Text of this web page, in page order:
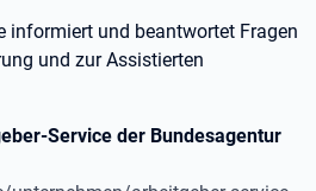
informiert und beantwortet Fragen
und zur Assistierten
Service der Bundesagentur